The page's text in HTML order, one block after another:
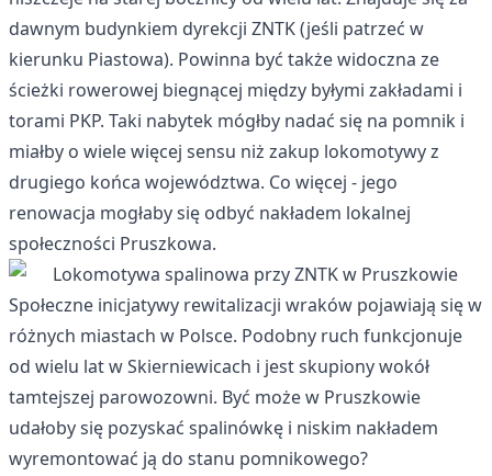
dawnym budynkiem dyrekcji ZNTK (jeśli patrzeć w
kierunku Piastowa). Powinna być także widoczna ze
ścieżki rowerowej biegnącej między byłymi zakładami i
torami PKP. Taki nabytek mógłby nadać się na pomnik i
miałby o wiele więcej sensu niż zakup lokomotywy z
drugiego końca województwa. Co więcej - jego
renowacja mogłaby się odbyć nakładem lokalnej
społeczności Pruszkowa.
Społeczne inicjatywy rewitalizacji wraków pojawiają się w
różnych miastach w Polsce. Podobny ruch funkcjonuje
od wielu lat w Skierniewicach i jest skupiony wokół
tamtejszej parowozowni. Być może w Pruszkowie
udałoby się pozyskać spalinówkę i niskim nakładem
wyremontować ją do stanu pomnikowego?